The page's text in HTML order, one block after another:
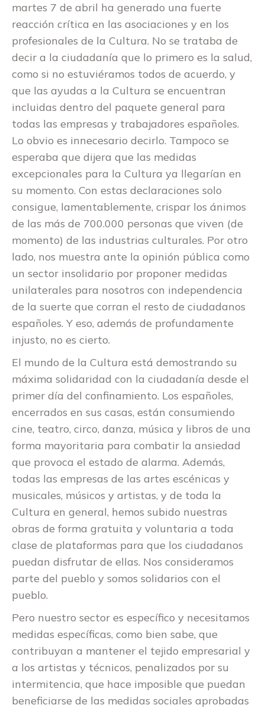
martes 7 de abril ha generado una fuerte
reacción crítica en las asociaciones y en los
profesionales de la Cultura. No se trataba de
decir a la ciudadanía que lo primero es la salud,
como si no estuviéramos todos de acuerdo, y
que las ayudas a la Cultura se encuentran
incluidas dentro del paquete general para
todas las empresas y trabajadores españoles.
Lo obvio es innecesario decirlo. Tampoco se
esperaba que dijera que las medidas
excepcionales para la Cultura ya llegarían en
su momento. Con estas declaraciones solo
consigue, lamentablemente, crispar los ánimos
de las más de 700.000 personas que viven (de
momento) de las industrias culturales. Por otro
lado, nos muestra ante la opinión pública como
un sector insolidario por proponer medidas
unilaterales para nosotros con independencia
de la suerte que corran el resto de ciudadanos
españoles. Y eso, además de profundamente
injusto, no es cierto.
El mundo de la Cultura está demostrando su
máxima solidaridad con la ciudadanía desde el
primer día del confinamiento. Los españoles,
encerrados en sus casas, están consumiendo
cine, teatro, circo, danza, música y libros de una
forma mayoritaria para combatir la ansiedad
que provoca el estado de alarma. Además,
todas las empresas de las artes escénicas y
musicales, músicos y artistas, y de toda la
Cultura en general, hemos subido nuestras
obras de forma gratuita y voluntaria a toda
clase de plataformas para que los ciudadanos
puedan disfrutar de ellas. Nos consideramos
parte del pueblo y somos solidarios con el
pueblo.
Pero nuestro sector es específico y necesitamos
medidas específicas, como bien sabe, que
contribuyan a mantener el tejido empresarial y
a los artistas y técnicos, penalizados por su
intermitencia, que hace imposible que puedan
beneficiarse de las medidas sociales aprobadas